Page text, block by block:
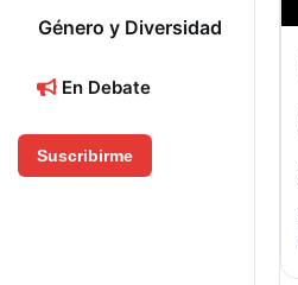
Género y Diversidad
En Debate
Suscribirme